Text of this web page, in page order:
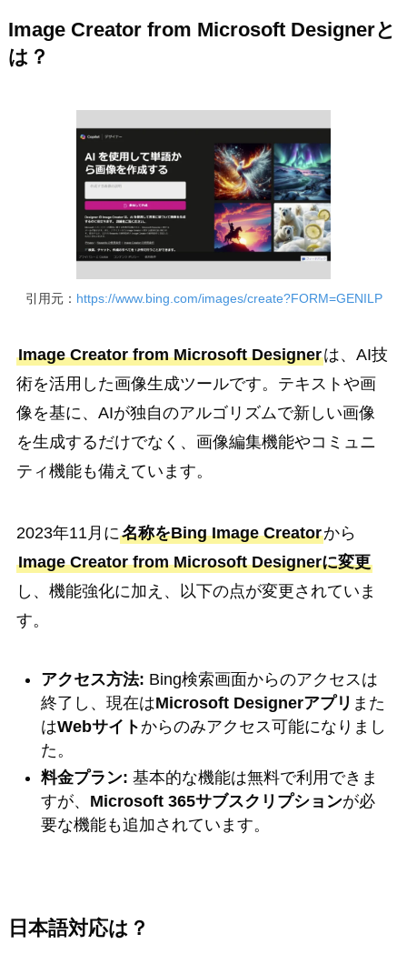
Image Creator from Microsoft Designerと
は？
引用元： https://www.bing.com/images/create?FORM=GENILP
Image Creator from Microsoft Designerは、AI技
術を活用した画像生成ツールです。テキストや画
像を基に、AIが独自のアルゴリズムで新しい画像
を生成するだけでなく、画像編集機能やコミュニ
ティ機能も備えています。
2023年11月に名称をBing Image Creatorから
Image Creator from Microsoft Designerに変更
し、機能強化に加え、以下の点が変更されていま
す。
アクセス方法: Bing検索画面からのアクセスは
終了し、現在はMicrosoft Designerアプリ また
はWebサイトからのみアクセス可能になりまし
た。
料金プラン: 基本的な機能は無料で利用できま
すが、 Microsoft 365サブスクリプションが必
要な機能も追加されています。
日本語対応は？